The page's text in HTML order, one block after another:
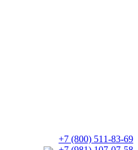
+7 (800) 511-83-69